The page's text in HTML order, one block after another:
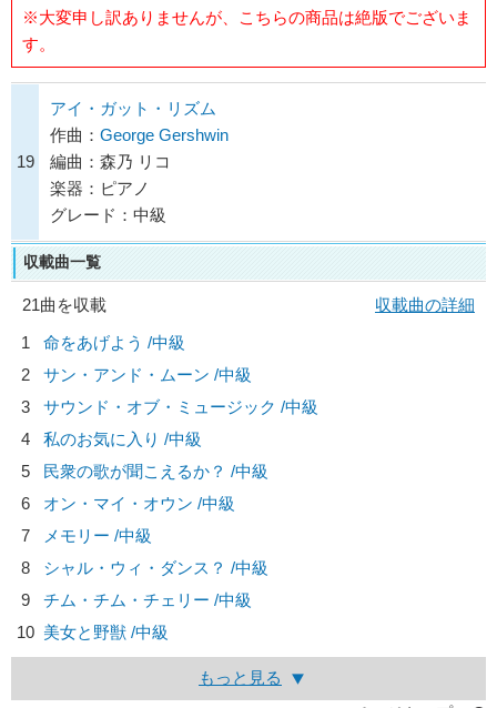
※大変申し訳ありませんが、こちらの商品は絶版でございま
す。
19
アイ・ガット・リズム
作曲： George Gershwin
編曲：森乃 リコ
楽器：ピアノ
グレード：中級
収載曲一覧
21曲を収載
収載曲の詳細
1
命をあげよう /中級
2
サン・アンド・ムーン /中級
3
サウンド・オブ・ミュージック /中級
4
私のお気に入り /中級
5
民衆の歌が聞こえるか？ /中級
6
オン・マイ・オウン /中級
7
メモリー /中級
8
シャル・ウィ・ダンス？ /中級
9
チム・チム・チェリー /中級
10 美女と野獣 /中級
もっと見る